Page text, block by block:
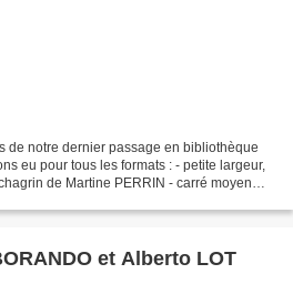
de notre dernier passage en bibliothèque
eu pour tous les formats : - petite largeur,
de Martine PERRIN - carré moyen
et Alberto LOT